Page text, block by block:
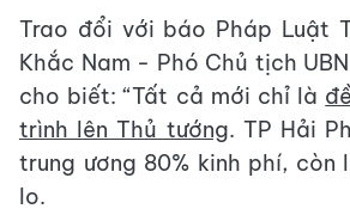
Trao đổi với báo Pháp Luật
Khắc Nam - Phó Chủ tịch
cho biết: “Tất cả mới chỉ là
trình lên Thủ tướng. TP Hải
trung ương 80% kinh phí, còn
lo.